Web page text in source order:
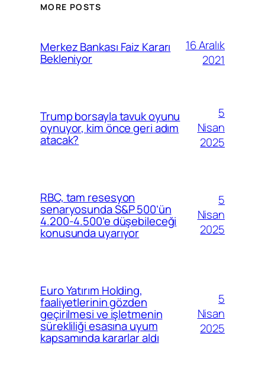
MORE POSTS
Merkez Bankası Faiz Kararı
Bekleniyor
16 Aralık
2021
Trump borsayla tavuk oyunu
oynuyor, kim önce geri adım
atacak?
5
Nisan
2025
RBC, tam resesyon
senaryosunda S&P 500’ün
4.200-4.500’e düşebileceği
konusunda uyarıyor
5
Nisan
2025
Euro Yatırım Holding,
faaliyetlerinin gözden
geçirilmesi ve işletmenin
sürekliliği esasına uyum
kapsamında kararlar aldı
5
Nisan
2025